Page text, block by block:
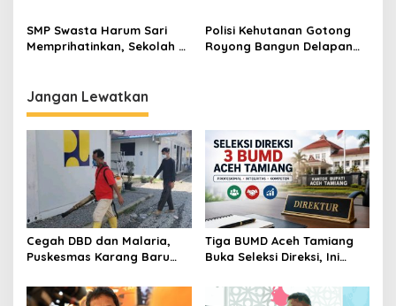
Pusaka
SMP Swasta Harum Sari
Memprihatinkan, Sekolah di
Polisi Kehutanan Gotong
Royong Bangun Delapan
Jangan Lewatkan
Cegah DBD dan Malaria,
Puskesmas Karang Baru
Tiga BUMD Aceh Tamiang
Buka Seleksi Direksi, Ini
Pendaftarannya